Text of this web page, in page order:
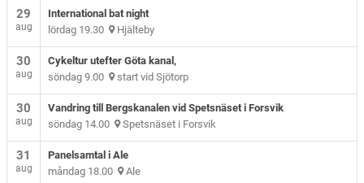
29
aug
International bat night
lördag 19.30 Hjälteby
30
aug
Cykeltur utefter Göta kanal,
söndag 9.00 start vid Sjötorp
30
aug
Vandring till Bergskanalen vid Spetsnäset i Forsvik
söndag 14.00 Spetsnäset i Forsvik
31
aug
Panelsamtal i Ale
måndag 18.00 Ale